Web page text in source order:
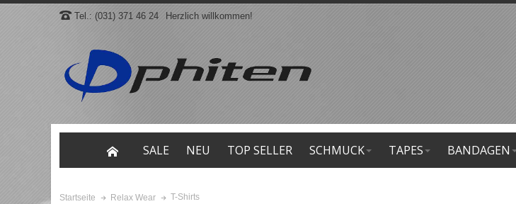
Tel.: (031) 371 46 24 Herzlich willkommen!
SALE NEU TOP SELLER SCHMUCK TAPES BANDAGEN
Startseite Relax Wear T-Shirts